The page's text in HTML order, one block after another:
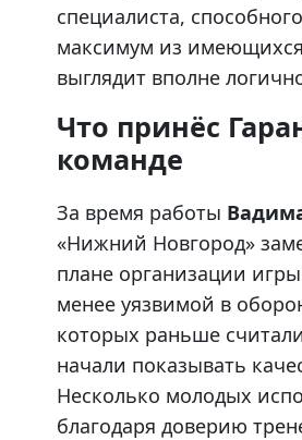
специалиста,
максимум из имеющихся
выглядит вполне
Что принёс
команде
За время работы
«Нижний Новгород»
плане организации
менее уязвимой в
которых раньше
начали показывать
Несколько молодых
благодаря доверию